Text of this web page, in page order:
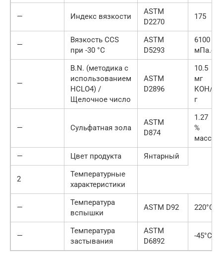
— Индекс вязкости
ASTM
D2270
175
—
Вязкость CCS
при -30 °C
ASTM
D5293
6100
мПа.с
—
B.N. (методика с
использованием
HCLO4) /
Щелочное число
ASTM
D2896
10.5
мг
КОН/
г
— Сульфатная зола
ASTM
D874
1.27
%
масс
—
Цвет продукта Янтарный
2
Температурные
характеристики
—
Температура
вспышки
ASTM D92 220°С
—
Температура
застывания
ASTM
D6892
-45°С